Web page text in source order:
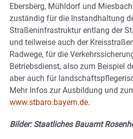
Ebersberg, Mühldorf und
zuständig für die Instandhaltung
Straßeninfrastruktur entlang der
und teilweise auch der
Radwege, für die
Betriebsdienst, also zum Beispiel
aber auch für
Mehr Infos zur Ausbildung und
www.stbaro.bayern.de.
Bilder: Staatliches Bauamt